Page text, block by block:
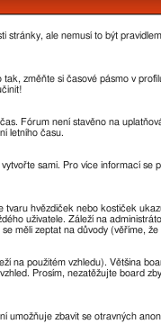
stránky, ale nemusí to být
změňte si časové pásmo v
Fórum není stavěno na
letního času.
sami. Pro více informací se
tvaru hvězdiček nebo kostiček
uživatele. Záleží na
měli zeptat na důvody (věříme, že
na použitém vzhledu). Většina
Prosím, nezatěžujte board
umožňuje zbavit se otravných